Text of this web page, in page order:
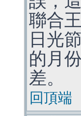
聯合
日光
的月
差。
回頂端